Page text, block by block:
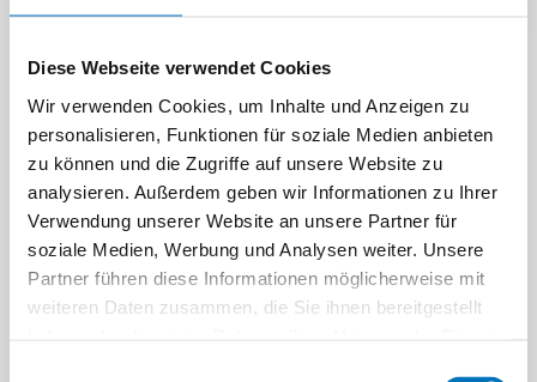
Diese Webseite verwendet Cookies
Wir verwenden Cookies, um Inhalte und Anzeigen zu
personalisieren, Funktionen für soziale Medien anbieten
zu können und die Zugriffe auf unsere Website zu
analysieren. Außerdem geben wir Informationen zu Ihrer
Verwendung unserer Website an unsere Partner für
soziale Medien, Werbung und Analysen weiter. Unsere
Partner führen diese Informationen möglicherweise mit
weiteren Daten zusammen, die Sie ihnen bereitgestellt